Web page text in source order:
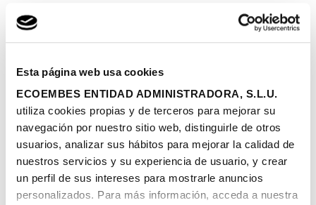
Esta página web usa cookies
ECOEMBES ENTIDAD ADMINISTRADORA, S.L.U.
utiliza cookies propias y de terceros para mejorar su
navegación por nuestro sitio web, distinguirle de otros
usuarios, analizar sus hábitos para mejorar la calidad de
nuestros servicios y su experiencia de usuario, y crear
un perfil de sus intereses para mostrarle anuncios
personalizados. Para más información, acceda a nuestra
¡QUIERO VERLO!